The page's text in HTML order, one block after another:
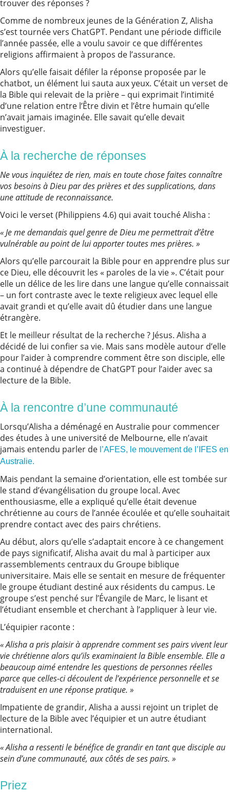
trouver des réponses ?
Comme de nombreux jeunes de la Génération Z, Alisha
s’est tournée vers ChatGPT. Pendant une période difficile
l’année passée, elle a voulu savoir ce que différentes
religions affirmaient à propos de l’assurance.
Alors qu’elle faisait défiler la réponse proposée par le
chatbot, un élément lui sauta aux yeux. C’était un verset de
la Bible qui relevait de la prière – qui exprimait l’intimité
d’une relation entre l’Être divin et l’être humain qu’elle
n’avait jamais imaginée. Elle savait qu’elle devait
investiguer.
À la recherche de réponses
Ne vous inquiétez de rien, mais en toute chose faites connaître
vos besoins à Dieu par des prières et des supplications, dans
une attitude de reconnaissance.
Voici le verset (Philippiens 4.6) qui avait touché Alisha :
« Je me demandais quel genre de Dieu me permettrait d’être
vulnérable au point de lui apporter toutes mes prières. »
Alors qu’elle parcourait la Bible pour en apprendre plus sur
ce Dieu, elle découvrit les « paroles de la vie ». C’était pour
elle un délice de les lire dans une langue qu’elle connaissait
– un fort contraste avec le texte religieux avec lequel elle
avait grandi et qu’elle avait dû étudier dans une langue
étrangère.
Et le meilleur résultat de la recherche ? Jésus. Alisha a
décidé de lui confier sa vie. Mais sans modèle autour d’elle
pour l’aider à comprendre comment être son disciple, elle
a continué à dépendre de ChatGPT pour l’aider avec sa
lecture de la Bible.
À la rencontre d’une communauté
Lorsqu’Alisha a déménagé en Australie pour commencer
des études à une université de Melbourne, elle n’avait
jamais entendu parler de l’AFES, le mouvement de l’IFES en
Australie.
Mais pendant la semaine d’orientation, elle est tombée sur
le stand d’évangélisation du groupe local. Avec
enthousiasme, elle a expliqué qu’elle était devenue
chrétienne au cours de l’année écoulée et qu’elle souhaitait
prendre contact avec des pairs chrétiens.
Au début, alors qu’elle s’adaptait encore à ce changement
de pays significatif, Alisha avait du mal à participer aux
rassemblements centraux du Groupe biblique
universitaire. Mais elle se sentait en mesure de fréquenter
le groupe étudiant destiné aux résidents du campus. Le
groupe s’est penché sur l’Évangile de Marc, le lisant et
l’étudiant ensemble et cherchant à l’appliquer à leur vie.
L’équipier raconte :
« Alisha a pris plaisir à apprendre comment ses pairs vivent leur
vie chrétienne alors qu’ils examinaient la Bible ensemble. Elle a
beaucoup aimé entendre les questions de personnes réelles
parce que celles-ci découlent de l’expérience personnelle et se
traduisent en une réponse pratique. »
Impatiente de grandir, Alisha a aussi rejoint un triplet de
lecture de la Bible avec l’équipier et un autre étudiant
international.
« Alisha a ressenti le bénéfice de grandir en tant que disciple au
sein d’une communauté, aux côtés de ses pairs. »
Priez